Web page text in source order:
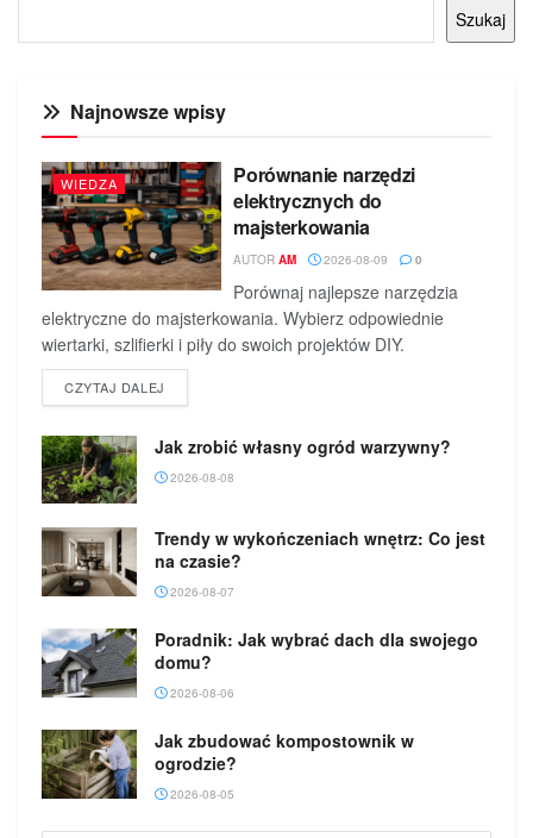
Szukaj
Najnowsze wpisy
WIEDZA
Porównanie narzędzi
elektrycznych do
majsterkowania
AUTOR AM 2026-08-09 0
Porównaj najlepsze narzędzia
elektryczne do majsterkowania. Wybierz odpowiednie
wiertarki, szlifierki i piły do swoich projektów DIY.
CZYTAJ DALEJ
Jak zrobić własny ogród warzywny?
2026-08-08
Trendy w wykończeniach wnętrz: Co jest
na czasie?
2026-08-07
Poradnik: Jak wybrać dach dla swojego
domu?
2026-08-06
Jak zbudować kompostownik w
ogrodzie?
2026-08-05